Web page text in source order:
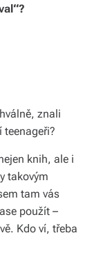
znali
teenageři?
knih, ale i
takovým
tam vás
použít –
Kdo ví, třeba